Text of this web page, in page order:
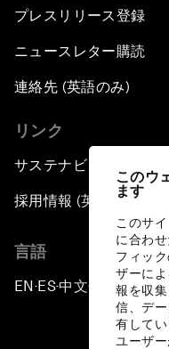
このウ
ます
このサ
に合わ
フィッ
ザーに
報を収
信、デ
有してい
ユーザ
プレスリリース登録
ニュースレター購読
連絡先 (英語のみ)
リンク
サステナビリティへの
採用情報 (英語のみ)
言語
EN ▪ES▪中文▪ 日本語